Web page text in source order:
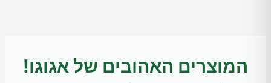
המוצרים האהובים של אגוגו!